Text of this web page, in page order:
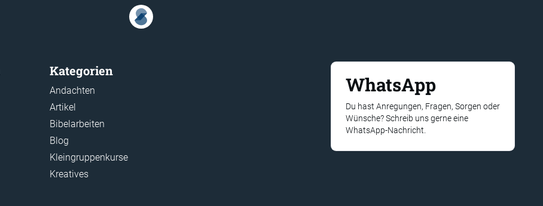
Kategorien
Andachten
Artikel
Bibelarbeiten
Blog
Kleingruppenkurse
Kreatives
WhatsApp
Du hast Anregungen, Fragen, Sorgen oder
Wünsche? Schreib uns gerne eine
WhatsApp-Nachricht.